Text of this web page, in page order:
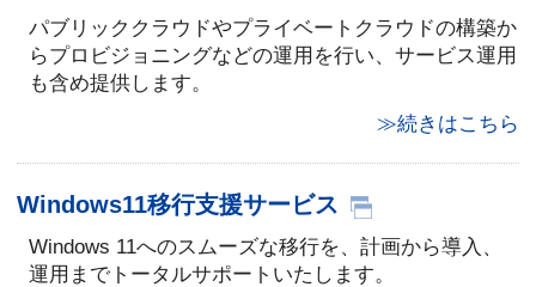
パブリッククラウドやプライベートクラウドの構築か
らプロビジョニングなどの運用を行い、サービス運用
も含め提供します。
≫続きはこちら
Windows11移行支援サービス
Windows 11へのスムーズな移行を、計画から導入、
運用までトータルサポートいたします。